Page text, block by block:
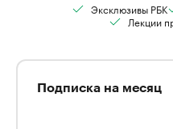
Эксклюзивы РБК
Лекции
Подписка на месяц